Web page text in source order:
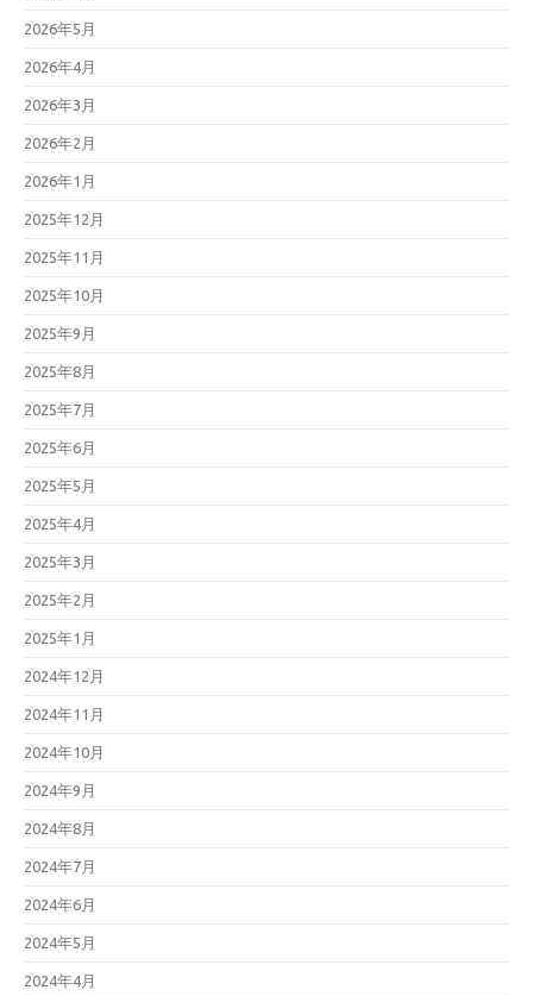
2026年5月
2026年4月
2026年3月
2026年2月
2026年1月
2025年12月
2025年11月
2025年10月
2025年9月
2025年8月
2025年7月
2025年6月
2025年5月
2025年4月
2025年3月
2025年2月
2025年1月
2024年12月
2024年11月
2024年10月
2024年9月
2024年8月
2024年7月
2024年6月
2024年5月
2024年4月